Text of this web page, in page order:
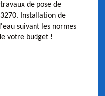
de pose de
Installation de
suivant les normes
votre budget !